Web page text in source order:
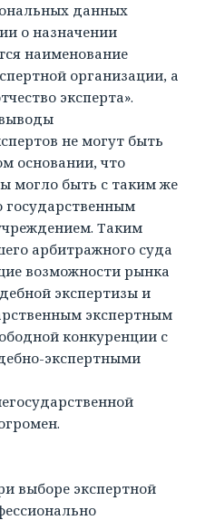
данных
о назначении
наименование
организации, а
эксперта».
не могут быть
основании, что
могло быть с таким же
государственным
Таким
арбитражного суда
возможности рынка
экспертизы и
экспертным
конкуренции с
экспертными
выборе экспертной